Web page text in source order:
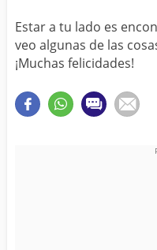
PAPA
TIA
ALGUIEN ESPECIAL
Estar a tu lado es
veo algunas de las
¡Muchas felicidades!